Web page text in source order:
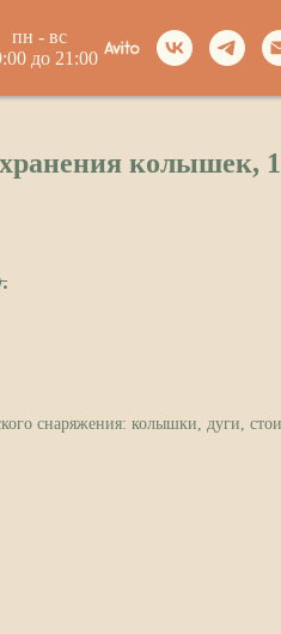
пн - вс
до 21:00
колышек,
снаряжения: колышки, дуги,